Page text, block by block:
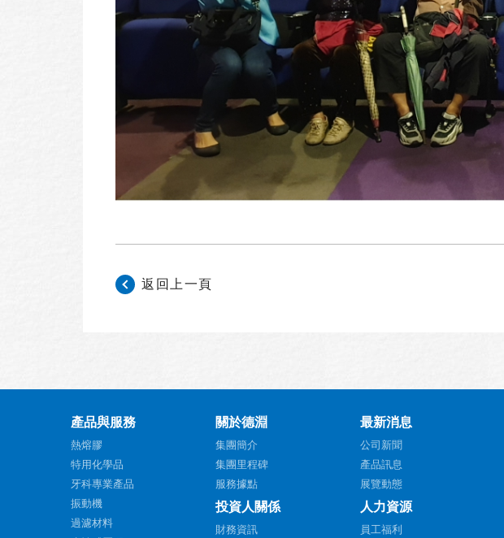
返回上一頁
產品與服務
熱熔膠
特用化學品
牙科專業產品
振動機
過濾材料
關於德淵
集團簡介
集團里程碑
服務據點
投資人關係
財務資訊
最新消息
公司新聞
產品訊息
展覽動態
人力資源
員工福利